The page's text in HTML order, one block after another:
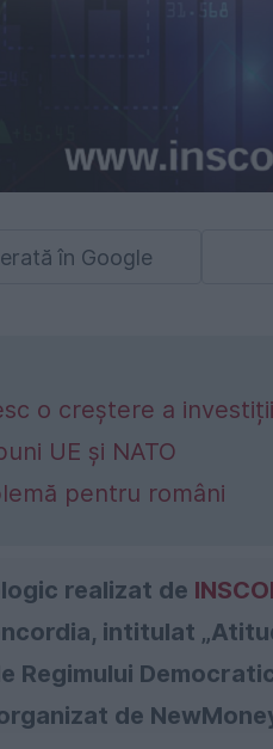
în Google
o creștere a
UE și NATO
pentru români
realizat de
intitulat
Regimului
de